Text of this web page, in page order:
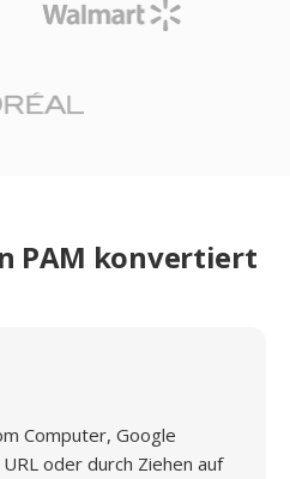
PAM konvertiert
Computer, Google
oder durch Ziehen auf